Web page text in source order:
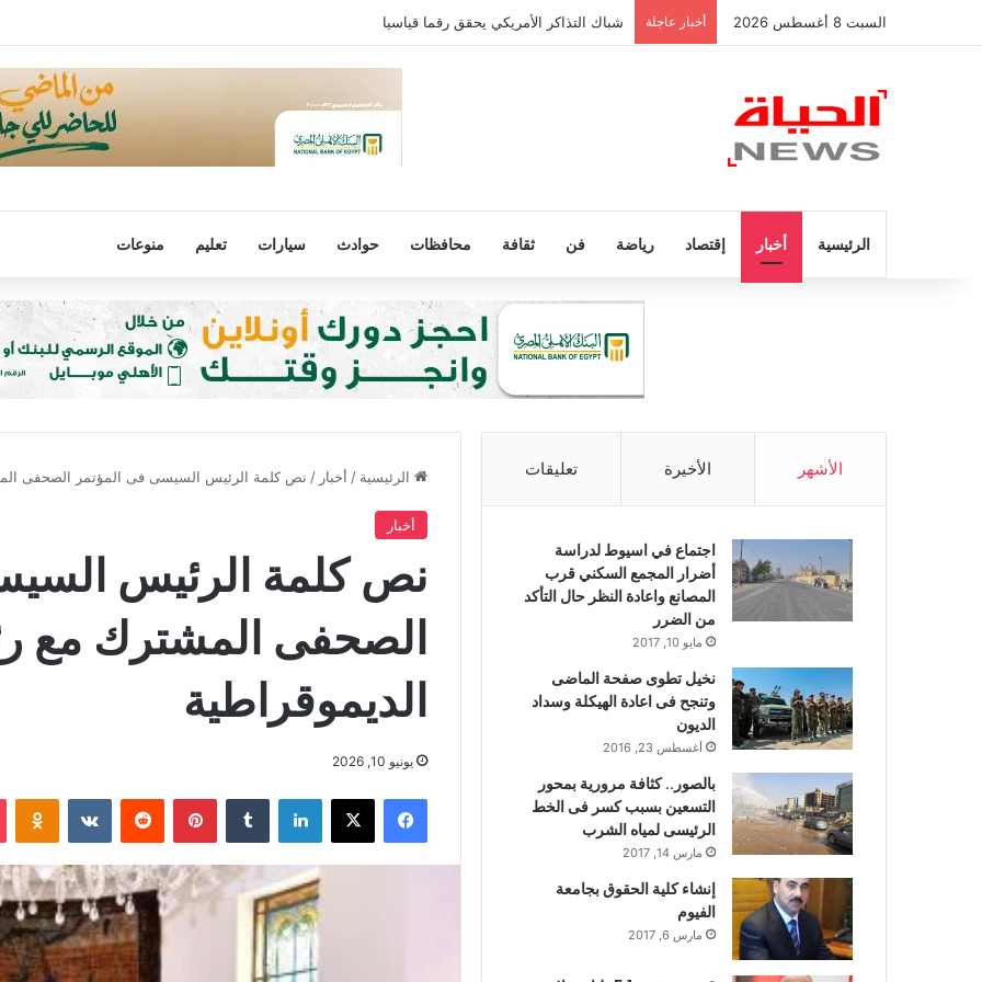
السبت 8 أغسطس 2026 أخبار عاجلة شباك التذاكر الأمريكي يحقق رقما قياسيا
الرئيسية أخبار إقتصاد رياضة فن ثقافة محافظات حوادث سيارات تعليم منوعات
الرئيسية / أخبار / نص كلمة الرئيس السيسى فى المؤتمر الصحفى
أخبار
نص كلمة الرئيس
الصحفى المشترك مع
الديموقراطية
يونيو 10, 2026
فيسبوك X لينكدإن بينتيريست
الأشهر الأخيرة تعليقات
اجتماع في اسيوط لدراسة
أضرار المجمع السكني قرب
المصانع واعادة النظر حال التأكد
من الضرر
مايو 10, 2017
نخيل تطوى صفحة الماضى
وتنجح فى اعادة الهيكلة وسداد
الديون
أغسطس 23, 2016
بالصور.. كثافة مرورية بمحور
التسعين بسبب كسر فى الخط
الرئيسى لمياه الشرب
مارس 14, 2017
إنشاء كلية الحقوق بجامعة
الفيوم
مارس 6, 2017